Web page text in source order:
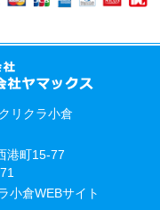
リクラ小倉
港町15-77
小倉WEBサイト